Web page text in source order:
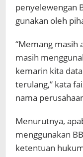
penyelewengan
gunakan oleh
“Memang masih
masih
kemarin kita
terulang,” kata
nama
Menurutnya,
menggunakan
ketentuan